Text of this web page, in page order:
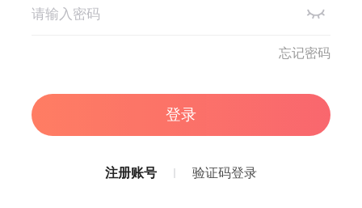
忘记密码
登录
注册账号 验证码登录